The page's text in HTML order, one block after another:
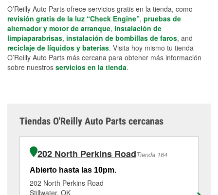
O’Reilly Auto Parts ofrece servicios gratis en la tienda, como
revisión gratis de la luz “Check Engine”, pruebas de
alternador y motor de arranque, instalación de
limpiaparabrisas, instalación de bombillas de faros, and
reciclaje de líquidos y baterías. Visita hoy mismo tu tienda
O’Reilly Auto Parts más cercana para obtener más información
sobre nuestros servicios en la tienda.
Tiendas O'Reilly Auto Parts cercanas
202 North Perkins RoadTienda 164
Abierto hasta las 10pm.
202 North Perkins Road
Stillwater, OK